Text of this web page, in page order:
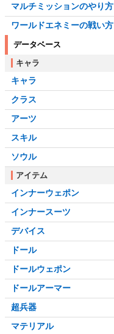
マルチミッションのやり方
ワールドエネミーの戦い方
データベース
キャラ
キャラ
クラス
アーツ
スキル
ソウル
アイテム
インナーウェポン
インナースーツ
デバイス
ドール
ドールウェポン
ドールアーマー
超兵器
マテリアル